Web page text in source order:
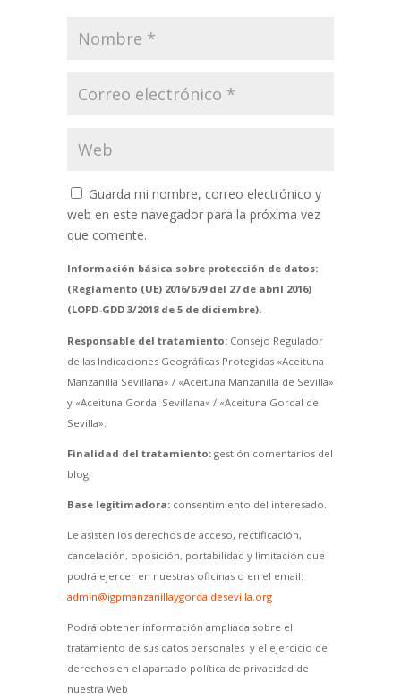
Guarda mi nombre, correo electrónico y
web en este navegador para la próxima vez
que comente.
Información básica sobre protección de datos:
(Reglamento (UE) 2016/679 del 27 de abril 2016)
(LOPD-GDD 3/2018 de 5 de diciembre).
Responsable del tratamiento:Consejo Regulador
de las Indicaciones Geográficas Protegidas «Aceituna
Manzanilla Sevillana» / «Aceituna Manzanilla de Sevilla»
y «Aceituna Gordal Sevillana» / «Aceituna Gordal de
Sevilla».
Finalidad del tratamiento:gestión comentarios del
blog.
Base legitimadora:consentimiento del interesado.
Le asisten los derechos de acceso, rectificación,
cancelación, oposición, portabilidad y limitación que
podrá ejercer en nuestras oficinas o en el email:
admin@igpmanzanillaygordaldesevilla.org
Podrá obtener información ampliada sobre el
tratamiento de sus datos personales y el ejercicio de
derechos en el apartado política de privacidad de
nuestra Web